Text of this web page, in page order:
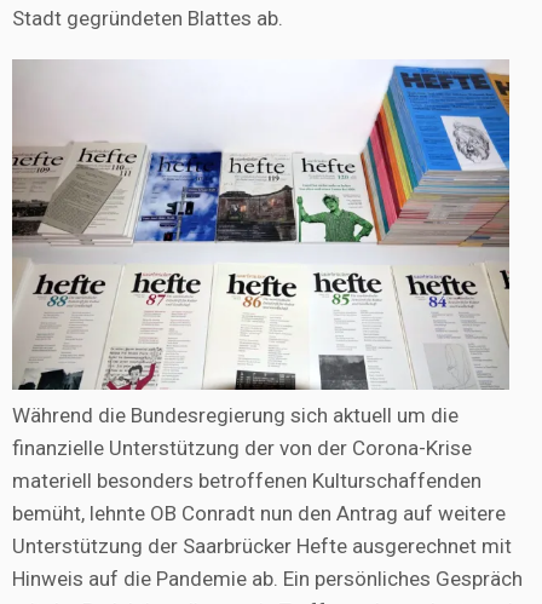
Stadt gegründeten Blattes ab.
Während die Bundesregierung sich aktuell um die
finanzielle Unterstützung der von der Corona-Krise
materiell besonders betroffenen Kulturschaffenden
bemüht, lehnte OB Conradt nun den Antrag auf weitere
Unterstützung der Saarbrücker Hefte ausgerechnet mit
Hinweis auf die Pandemie ab. Ein persönliches Gespräch